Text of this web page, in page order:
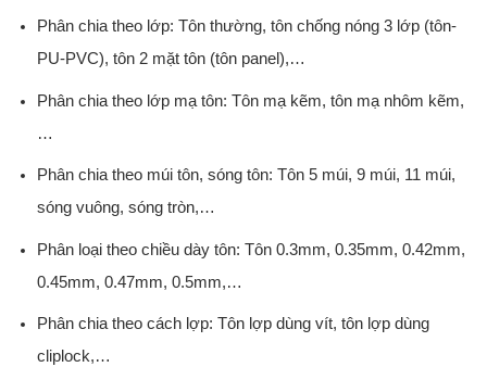
Phân chia theo lớp: Tôn thường, tôn chống nóng 3 lớp (tôn-
PU-PVC), tôn 2 mặt tôn (tôn panel),…
Phân chia theo lớp mạ tôn: Tôn mạ kẽm, tôn mạ nhôm kẽm,
…
Phân chia theo múi tôn, sóng tôn: Tôn 5 múi, 9 múi, 11 múi,
sóng vuông, sóng tròn,…
Phân loại theo chiều dày tôn: Tôn 0.3mm, 0.35mm, 0.42mm,
0.45mm, 0.47mm, 0.5mm,…
Phân chia theo cách lợp: Tôn lợp dùng vít, tôn lợp dùng
cliplock,…